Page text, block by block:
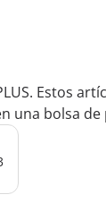
Estos
una bolsa